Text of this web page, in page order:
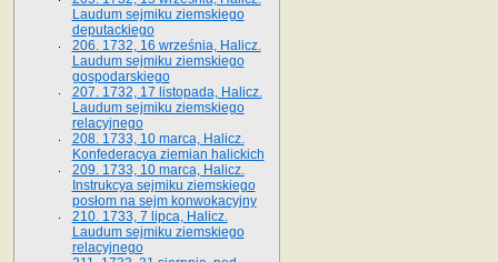
Laudum sejmiku ziemskiego
deputackiego
206. 1732, 16 września, Halicz.
Laudum sejmiku ziemskiego
gospodarskiego
207. 1732, 17 listopada, Halicz.
Laudum sejmiku ziemskiego
relacyjnego
208. 1733, 10 marca, Halicz.
Konfederacya ziemian halickich­
209. 1733, 10 marca, Halicz.
Instrukcya sejmiku ziemskiego
posłom na sejm konwokacyjny
210. 1733, 7 lipca, Halicz.
Laudum sejmiku ziemskiego
relacyjnego